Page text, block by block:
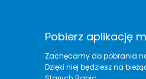
Pobierz aplikację
Zachęcamy do pobrania
Dzięki niej będziesz na